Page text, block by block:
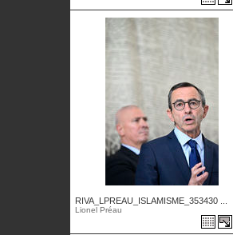
RIVA_LPREAU_ISLAMISME_353430 ...
Lionel Préau